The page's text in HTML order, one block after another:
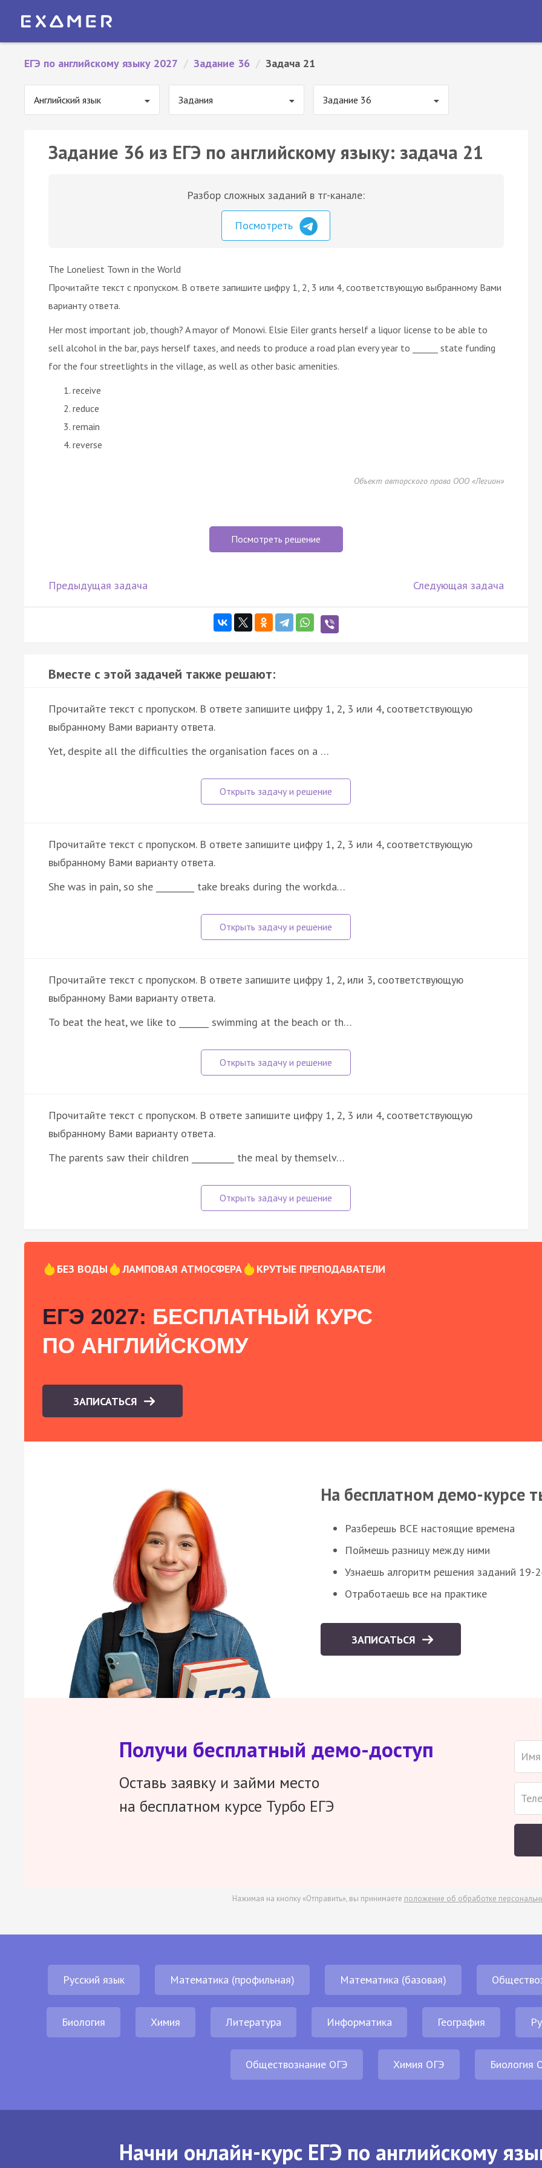
ЕГЭ по английскому языку 2027 / Задание 36 / Задача 21
Английский язык Задания Задание 36
Задание 36 из ЕГЭ по английскому языку: задача 21
Разбор сложных заданий в тг-канале:
Посмотреть
The Loneliest Town in the World
Прочитайте текст с пропуском. В ответе запишите цифру 1, 2, 3 или 4, соответствующую выбранному Вами
варианту ответа.
Her most important job, though? A mayor of Monowi. Elsie Eiler grants herself a liquor license to be able to
sell alcohol in the bar, pays herself taxes, and needs to produce a road plan every year to ______ state funding
for the four streetlights in the village, as well as other basic amenities.
receive
reduce
remain
reverse
Объект авторского права ООО «Легион»
Посмотреть решение
Предыдущая задача Следующая задача
Вместе с этой задачей также решают:
Прочитайте текст с пропуском. В ответе запишите цифру 1, 2, 3 или 4, соответствующую
выбранному Вами варианту ответа.
Yet, despite all the difficulties the organisation faces on a …
Прочитайте текст с пропуском. В ответе запишите цифру 1, 2, 3 или 4, соответствующую
выбранному Вами варианту ответа.
She was in pain, so she _________ take breaks during the workda…
Прочитайте текст с пропуском. В ответе запишите цифру 1, 2, или 3, соответствующую
выбранному Вами варианту ответа.
To beat the heat, we like to _______ swimming at the beach or th…
Прочитайте текст с пропуском. В ответе запишите цифру 1, 2, 3 или 4, соответствующую
выбранному Вами варианту ответа.
The parents saw their children __________ the meal by themselv…
БЕЗ ВОДЫ ЛАМПОВАЯ АТМОСФЕРА КРУТЫЕ ПРЕПОДАВАТЕЛИ
ЕГЭ 2027: БЕСПЛАТНЫЙ КУРС
ПО АНГЛИЙСКОМУ
ЗАПИСАТЬСЯ
На бесплатном демо-курсе
Разберешь ВСЕ настоящие времена
Поймешь разницу между ними
Узнаешь алгоритм решения заданий 19-
Отработаешь все на практике
ЗАПИСАТЬСЯ
Получи бесплатный демо-доступ
Оставь заявку и займи место
на бесплатном курсе Турбо ЕГЭ
Нажимая на кнопку «Отправить», вы принимаете положение об обработке
Русский язык Математика (профильная) Математика (базовая)
Биология Химия Литература Информатика География
Обществознание ОГЭ Химия ОГЭ Биология
Начни онлайн-курс ЕГЭ по английскому